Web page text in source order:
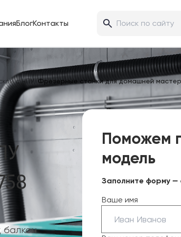
БлогКонтакты
с ЧПУ/Фрезерные станки для домашней
балкон
Поможем
модель
Заполните форму —
Ваше имя